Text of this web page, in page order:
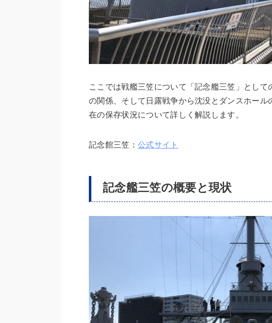
ここでは戦艦三笠について「記念艦三笠」とし
の関係、そして日露戦争から沈没とダンスホール
在の保存状況について詳しく解説します。
記念館三笠： 公式サイト
記念艦三笠の概要と現状